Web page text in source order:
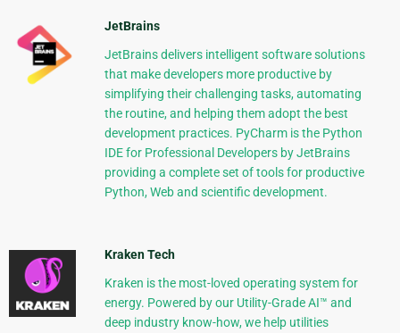
JetBrains
JetBrains delivers intelligent software solutions
that make developers more productive by
simplifying their challenging tasks, automating
the routine, and helping them adopt the best
development practices. PyCharm is the Python
IDE for Professional Developers by JetBrains
providing a complete set of tools for productive
Python, Web and scientific development.
Kraken Tech
Kraken is the most-loved operating system for
energy. Powered by our Utility-Grade AI™ and
deep industry know-how, we help utilities